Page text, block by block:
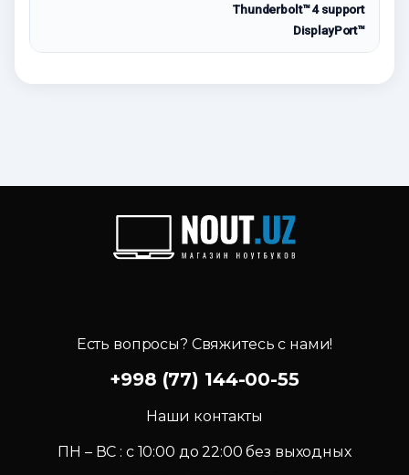
Thunderbolt™ 4 support
DisplayPort™
Есть вопросы? Свяжитесь с нами!
+998 (77) 144-00-55
Наши контакты
ПН – ВС : c 10:00 до 22:00 без выходных